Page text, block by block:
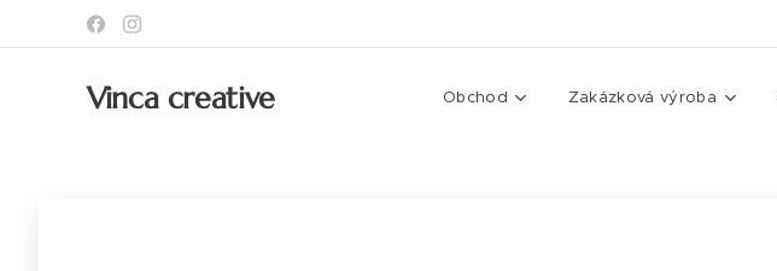
Vinca creative Obchod Zakázková výroba